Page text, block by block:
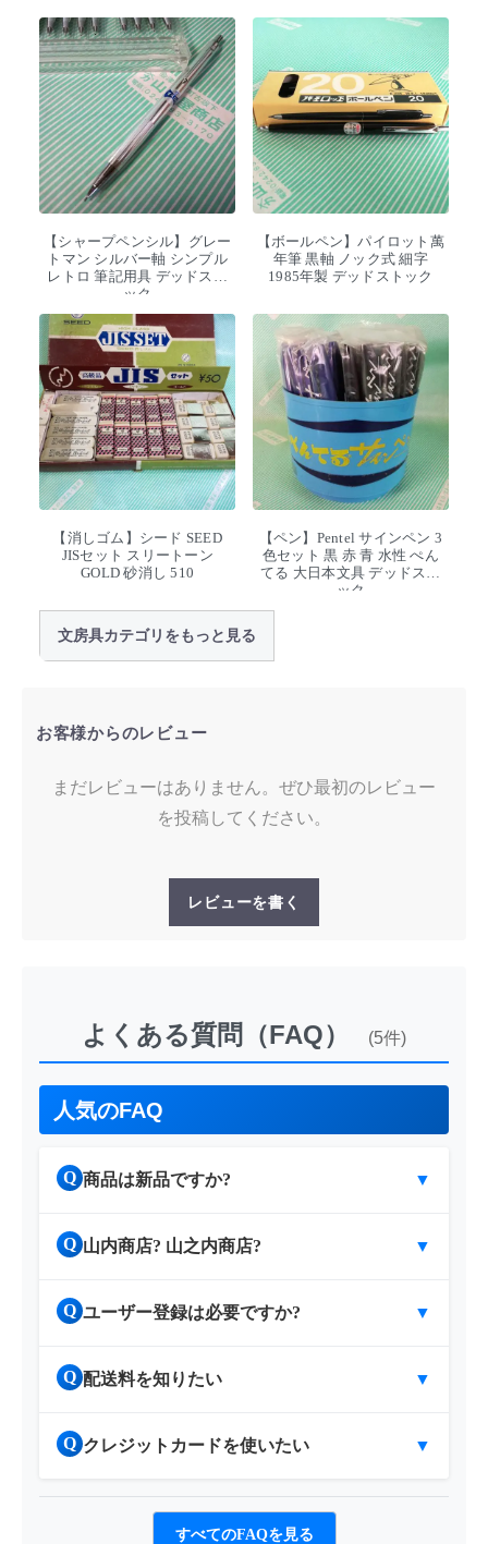
【シャープペンシル】グレー
トマン シルバー軸 シンプル
レトロ 筆記用具 デッドスト
ック
【ボールペン】パイロット萬
年筆 黒軸 ノック式 細字
1985年製 デッドストック
【消しゴム】シード SEED
JISセット スリートーン
GOLD 砂消し 510
【ペン】Pentel サインペン 3
色セット 黒 赤 青 水性 ぺん
てる 大日本文具 デッドスト
ック
文房具カテゴリをもっと見る
お客様からのレビュー
まだレビューはありません。ぜひ最初のレビュー
を投稿してください。
レビューを書く
よくある質問（FAQ） (5件)
人気のFAQ
Q 商品は新品ですか? ▼
Q 山内商店? 山之内商店? ▼
Q ユーザー登録は必要ですか? ▼
Q 配送料を知りたい ▼
Q クレジットカードを使いたい ▼
すべてのFAQを見る